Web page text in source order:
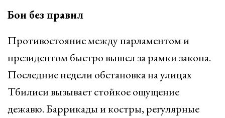
Бои без правил
Противостояние между парламентом и
президентом быстро вышел за рамки закона.
Последние недели обстановка на улицах
Тбилиси вызывает стойкое ощущение
дежавю. Баррикады и костры, регулярные